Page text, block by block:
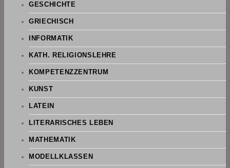
GESCHICHTE
GRIECHISCH
INFORMATIK
KATH. RELIGIONSLEHRE
KOMPETENZZENTRUM
KUNST
LATEIN
LITERARISCHES LEBEN
MATHEMATIK
MODELLKLASSEN